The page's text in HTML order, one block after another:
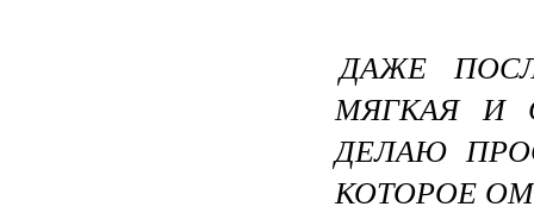
ДАЖЕ
МЯГКАЯ И
ДЕЛАЮ
КОТОРОЕ